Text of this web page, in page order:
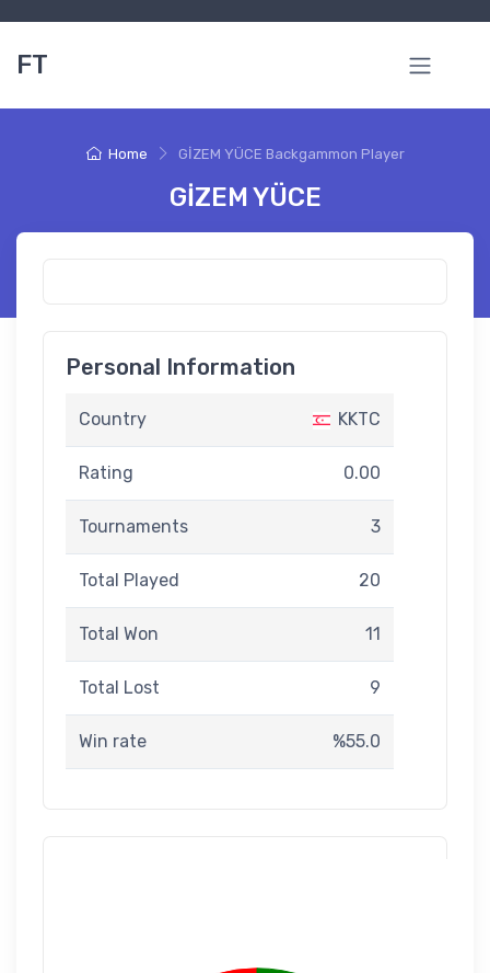
FT
Home GİZEM YÜCE Backgammon Player
GİZEM YÜCE
Personal Information
Country KKTC
Rating 0.00
Tournaments 3
Total Played 20
Total Won 11
Total Lost 9
Win rate %55.0